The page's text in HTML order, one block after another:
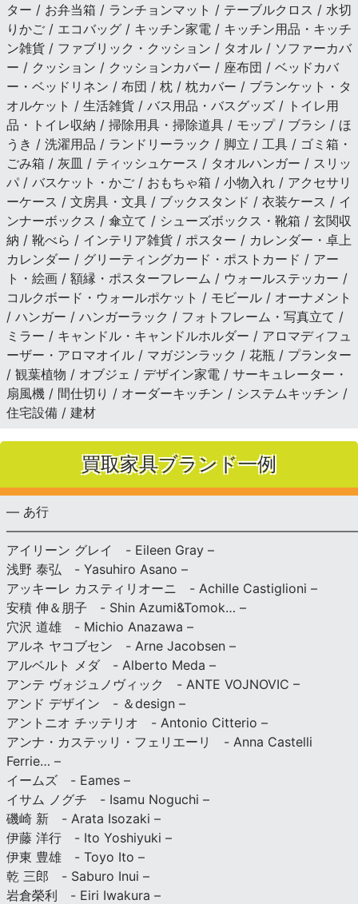
ター / お弁当箱 / ランチョンマット / テーブルクロス / 水切
りかご / エコバッグ / キッチン家電 / キッチン用品・キッチ
ン雑貨 / ファブリック・クッション / タオル / ソファーカバ
ー / クッション / クッションカバー / 座布団 / ベッドカバ
ー・ベッドリネン / 布団 / 枕 / 枕カバー / ブランケット・タ
オルケット / 生活雑貨 / バス用品・バスグッズ / トイレ用
品・トイレ収納 / 掃除用具・掃除道具 / モップ / ブラシ / ほ
うき / 洗濯用品 / ランドリーラック / 脚立 / 工具 / ゴミ箱・
ごみ箱 / 灰皿 / ティッシュケース / タオルハンガー / スリッ
パ / バスケット・かご / おもちゃ箱 / 小物入れ / アクセサリ
ーケース / 文房具・文具 / ブックスタンド / 衣装ケース / イ
ンナーボックス / 傘立て / シューズボックス・靴箱 / 玄関収
納 / 靴べら / インテリア雑貨 / ポスター / カレンダー・卓上
カレンダー / グリーティングカード・ポストカード / アー
ト・絵画 / 額縁・ポスターフレーム / ウォールステッカー /
コルクボード・ウォールポケット / モビール / オーナメント
/ ハンガー / ハンガーラック / フォトフレーム・写真立て /
ミラー / キャンドル・キャンドルホルダー / アロマディフュ
ーザー・アロマオイル / マガジンラック / 花瓶 / プランター
/ 観葉植物 / オブジェ / デザイン家電 / サーキュレーター・
扇風機 / 間仕切り / オーダーキッチン / システムキッチン /
住宅設備 / 建材
買取家具ブランド一例
— あ行
アイリーン グレイ - Eileen Gray –
浅野 泰弘 - Yasuhiro Asano –
アッキーレ カスティリオーニ - Achille Castiglioni –
安積 伸＆朋子 - Shin Azumi&Tomok… –
穴沢 道雄 - Michio Anazawa –
アルネ ヤコブセン - Arne Jacobsen –
アルベルト メダ - Alberto Meda –
アンテ ヴォジュノヴィック - ANTE VOJNOVIC –
アンド デザイン - ＆design –
アントニオ チッテリオ - Antonio Citterio –
アンナ・カステッリ・フェリエーリ - Anna Castelli
Ferrie… –
イームズ - Eames –
イサム ノグチ - Isamu Noguchi –
磯崎 新 - Arata Isozaki –
伊藤 洋行 - Ito Yoshiyuki –
伊東 豊雄 - Toyo Ito –
乾 三郎 - Saburo Inui –
岩倉榮利 - Eiri Iwakura –